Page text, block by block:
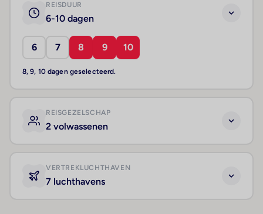
REISDUUR
6-10 dagen
6 7 8 9 10
8, 9, 10 dagen geselecteerd.
REISGEZELSCHAP
2 volwassenen
VERTREKLUCHTHAVEN
7 luchthavens